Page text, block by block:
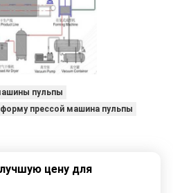
пульпы
прессой машина пульпы
цену для